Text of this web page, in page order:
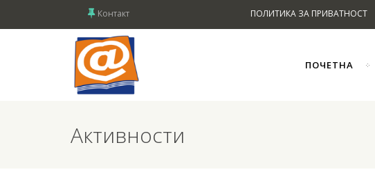
Контакт ПОЛИТИКА ЗА ПРИВАТНОСТ
ПОЧЕТНА
Активности